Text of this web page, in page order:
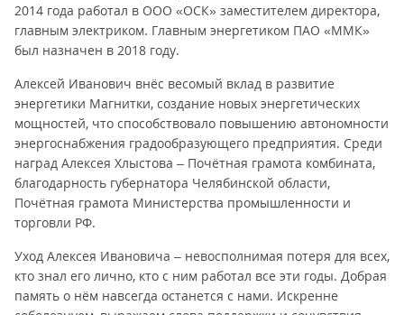
2014 года работал в ООО «ОСК» заместителем директора,
главным электриком. Главным энергетиком ПАО «ММК»
был назначен в 2018 году.
Алексей Иванович внёс весомый вклад в развитие
энергетики Магнитки, создание новых энергетических
мощностей, что способствовало повышению автономности
энергоснабжения градообразующего предприятия. Среди
наград Алексея Хлыстова – Почётная грамота комбината,
благодарность губернатора Челябинской области,
Почётная грамота Министерства промышленности и
торговли РФ.
Уход Алексея Ивановича – невосполнимая потеря для всех,
кто знал его лично, кто с ним работал все эти годы. Добрая
память о нём навсегда останется с нами. Искренне